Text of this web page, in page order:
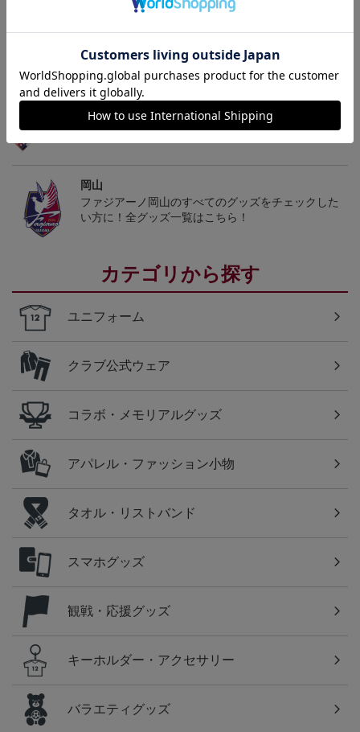
トピックス
岡山
こだわりのデザインに注目！タオルマフラーは応援
の必須アイテム！
岡山
ファジアーノ岡山のすべてのグッズをチェックした
い方に！全グッズ一覧はこちら！
カテゴリから探す
ユニフォーム
クラブ公式ウェア
コラボ・メモリアルグッズ
アパレル・ファッション小物
タオル・リストバンド
スマホグッズ
観戦・応援グッズ
キーホルダー・アクセサリー
バラエティグッズ